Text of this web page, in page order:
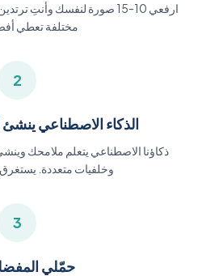
ارفعي 10-15 صورة لنفسك
مختلفة تعطي
2
الذكاء الاصطناعي ينشئ أكثر
ذكاؤنا الاصطناعي يتعلم ملامحك
وخلفيات متعددة. يستغرق حوالي
3
حمّلي